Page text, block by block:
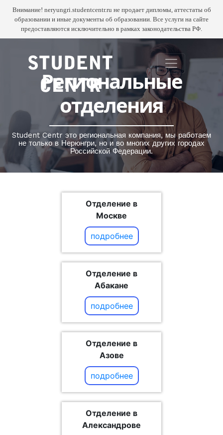
Внимание! neryungri.studentcentr.ru не продает дипломы, аттестаты об
образовании и иные документы об образовании. Все услуги на сайте
предоставляются исключительно в рамках законодательства РФ.
Региональные
отделения
Student Centr это региональная компания, мы работаем
не только в Нерюнгри, но и во многих других городах
Российской Федерации.
Отделение в
Москве
подробнее
Отделение в
Абакане
подробнее
Отделение в
Азове
подробнее
Отделение в
Александрове